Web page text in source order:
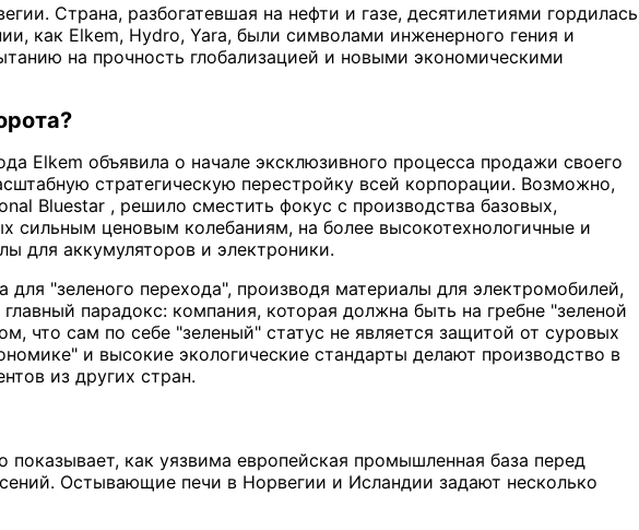
Страна, разбогатевшая на нефти и газе, десятилетиями гордилась
как Elkem, Hydro, Yara, были символами инженерного гения и
на прочность глобализацией и новыми экономическими
Elkem объявила о начале эксклюзивного процесса продажи своего
стратегическую перестройку всей корпорации. Возможно,
Bluestar , решило сместить фокус с производства базовых,
ценовым колебаниям, на более высокотехнологичные и
для аккумуляторов и электроники.
"зеленого перехода", производя материалы для электромобилей,
парадокс: компания, которая должна быть на гребне "зеленой
что сам по себе "зеленый" статус не является защитой от суровых
и высокие экологические стандарты делают производство в
из других стран.
как уязвима европейская промышленная база перед
Остывающие печи в Норвегии и Исландии задают несколько